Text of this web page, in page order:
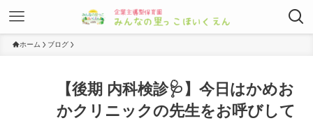
ホーム ブログ
【後期 内科検診🩺】今日はかめお
かクリニックの先生をお呼びして